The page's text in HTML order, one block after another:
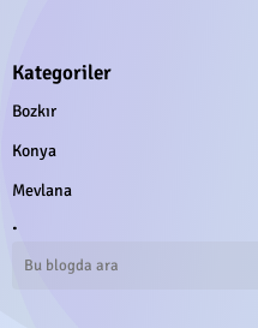
Kategoriler
Bozkır
Konya
Mevlana
.